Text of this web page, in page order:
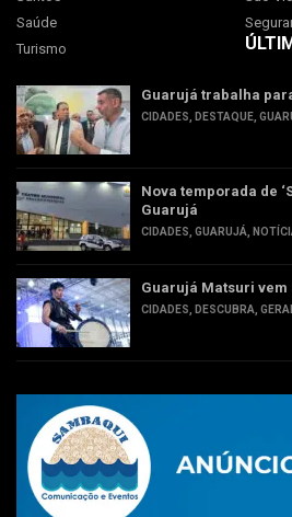
Saúde
Turismo
Guarujá trabalha
CIDADES DESTAQUE
Nova temporada de
Guarujá
CIDADES GUARUJÁ
Guarujá Matsuri vem
CIDADES DESCUBRA